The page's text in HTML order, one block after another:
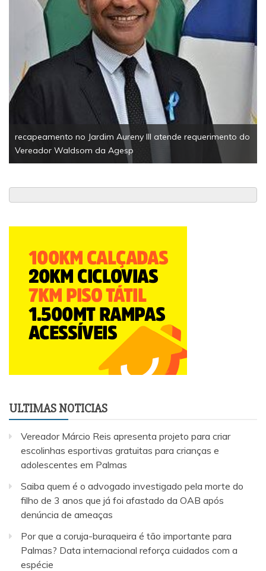
recapeamento no Jardim Aureny III atende requerimento do
Vereador Waldsom da Agesp
ULTIMAS NOTICIAS
Vereador Márcio Reis apresenta projeto para criar
escolinhas esportivas gratuitas para crianças e
adolescentes em Palmas
Saiba quem é o advogado investigado pela morte do
filho de 3 anos que já foi afastado da OAB após
denúncia de ameaças
Por que a coruja-buraqueira é tão importante para
Palmas? Data internacional reforça cuidados com a
espécie